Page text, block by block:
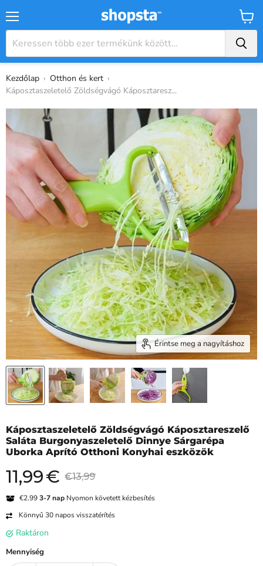
Kosár
Kezdőlap › Otthon és kert ›
Káposztaszeletelő Zöldségvágó Káposztaresz...
Érintse meg a nagyításhoz
Káposztaszeletelő Zöldségvágó Káposztareszelő
Saláta Burgonyaszeletelő Dinnye Sárgarépa
Uborka Aprító Otthoni Konyhai eszközök
Jelenlegi ár
11,99€ Eredeti ár
€13,99
€2.993-7 nap Nyomon követett kézbesítés
Könnyű 30 napos visszatérítés
Raktáron
Mennyiség